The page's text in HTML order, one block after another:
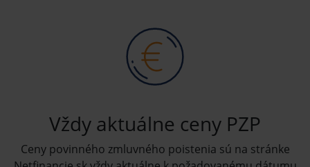
Vždy aktuálne ceny PZP
Ceny povinného zmluvného poistenia sú na stránke